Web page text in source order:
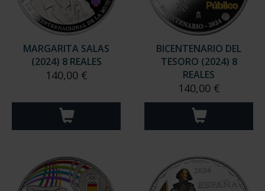
MARGARITA SALAS
140,00 €
BICENTENARIO DEL
TESORO (2024) 8
REALES
140,00 €